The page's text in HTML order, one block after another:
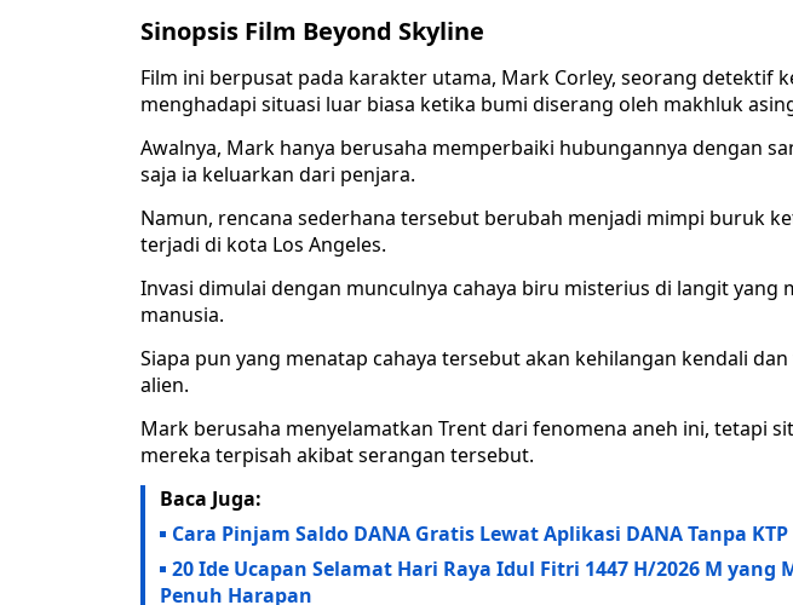
Sinopsis Film Beyond Skyline
Film ini berpusat pada karakter utama, Mark Corley, seorang detektif
menghadapi situasi luar biasa ketika bumi diserang oleh makhluk
Awalnya, Mark hanya berusaha memperbaiki hubungannya dengan
saja ia keluarkan dari penjara.
Namun, rencana sederhana tersebut berubah menjadi mimpi buruk
terjadi di kota Los Angeles.
Invasi dimulai dengan munculnya cahaya biru misterius di langit yang
manusia.
Siapa pun yang menatap cahaya tersebut akan kehilangan kendali
alien.
Mark berusaha menyelamatkan Trent dari fenomena aneh ini, tetapi
mereka terpisah akibat serangan tersebut.
Baca Juga:
Cara Pinjam Saldo DANA Gratis Lewat Aplikasi DANA Tanpa
20 Ide Ucapan Selamat Hari Raya Idul Fitri 1447 H/2026 M yang
Penuh Harapan